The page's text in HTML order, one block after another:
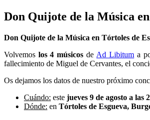
Don Quijote de la Música
Don Quijote de la Música en Tórtoles de
Volvemos los 4 músicos de Ad Libitum a
fallecimiento de Miguel de Cervantes, el
Os dejamos los datos de nuestro próximo
Cuándo: este jueves 9 de agosto a las
Dónde: en Tórtoles de Esgueva,